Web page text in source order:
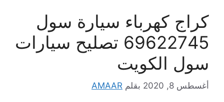
كراج كهرباء سيارة سول
69622745 تصليح سيارات
سول الكويت
أغسطس 8, 2020 بقلم AMAAR